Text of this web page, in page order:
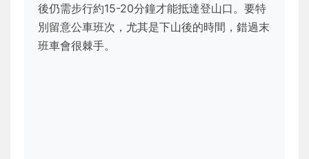
後仍需步行約15-20分鐘才能抵達登山口。要特
別留意公車班次，尤其是下山後的時間，錯過末
班車會很棘手。